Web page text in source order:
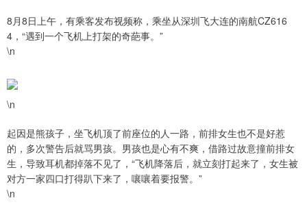
8月8日上午，有乘客发布视频称，乘坐从深圳飞大连的南航CZ616
4，“遇到一个飞机上打架的奇葩事。”
\n
\n
起因是熊孩子，坐飞机顶了前座位的人一路，前排女生也不是好惹
的，多次警告后就骂男孩。男孩也是心有不爽，借路过故意撞前排女
生，导致耳机都掉落不见了，“飞机降落后，就立刻打起来了，女生被
对方一家四口打得趴下来了，嚷嚷着要报警。”
\n